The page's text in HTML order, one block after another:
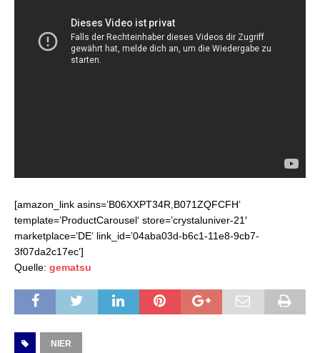
[amazon_link asins=’B06XXPT34R,B071ZQFCFH‘
template=’ProductCarousel‘ store=’crystaluniver-21′
marketplace=’DE‘ link_id=’04aba03d-b6c1-11e8-9cb7-
3f07da2c17ec‘]
Quelle: gematsu
NIER